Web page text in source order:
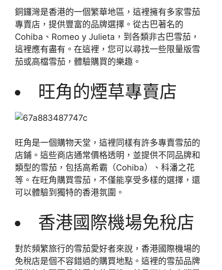
銅鑼灣是香港的一個繁華地區，這裡擁有多家雪茄
專賣店，提供豐富的品牌選擇。從古巴著名的
Cohiba、Romeo y Julieta，到各類非古巴雪茄，
這裡應有盡有。在這裡，您可以尋找一些限量版雪
茄或高檔雪茄，體驗購買的樂趣。
旺角的煙草專賣店
旺角是一個購物天堂，這裡同樣有許多專賣雪茄的
店鋪。這些商店通常價格透明，並提供不同品牌和
類型的雪茄，包括高希霸（Cohiba）、科潘之花
等。在旺角購買雪茄，不僅能享受多樣的選擇，還
可以體驗到獨特的香港氛圍。
香港國際機場免稅店
對於頻繁旅行的雪茄愛好者來說，香港國際機場的
免稅店是個不容錯過的購買地點。這裡的雪茄品牌